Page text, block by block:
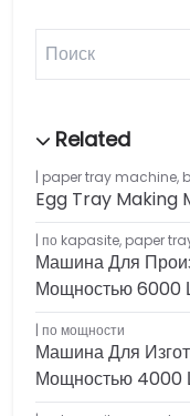
paper tray machine,
Egg Tray Making
по kapasite, paper
Машина Для
Мощностью 6000
по мощности
Машина Для
Мощностью 4000